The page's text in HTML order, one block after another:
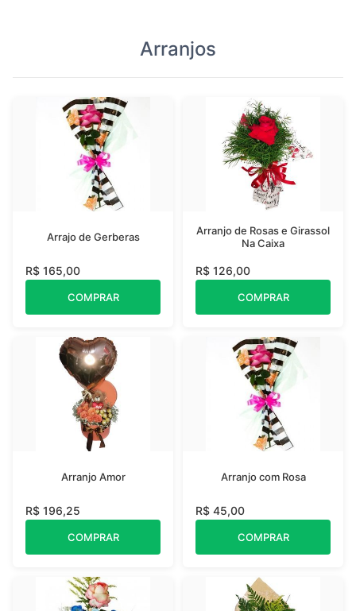
Arranjos
Arrajo de Gerberas
R$ 165,00
COMPRAR
Arranjo de Rosas e Girassol
Na Caixa
R$ 126,00
COMPRAR
Arranjo Amor
R$ 196,25
COMPRAR
Arranjo com Rosa
R$ 45,00
COMPRAR